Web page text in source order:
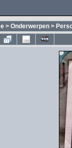
> Onderwerpen >